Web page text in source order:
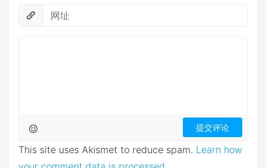
This site uses Akismet to reduce spam. Learn how